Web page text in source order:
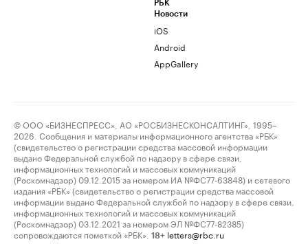
РБК
Новости
iOS
Android
AppGallery
© ООО «БИЗНЕСПРЕСС», АО «РОСБИЗНЕСКОНСАЛТИНГ», 1995–
2026. Сообщения и материалы информационного агентства «РБК»
(свидетельство о регистрации средства массовой информации
выдано Федеральной службой по надзору в сфере связи,
информационных технологий и массовых коммуникаций
(Роскомнадзор) 09.12.2015 за номером ИА №ФС77-63848) и сетевого
издания «РБК» (свидетельство о регистрации средства массовой
информации выдано Федеральной службой по надзору в сфере связи,
информационных технологий и массовых коммуникаций
(Роскомнадзор) 03.12.2021 за номером ЭЛ №ФС77-82385)
сопровождаются пометкой «РБК».
18+ letters@rbc.ru